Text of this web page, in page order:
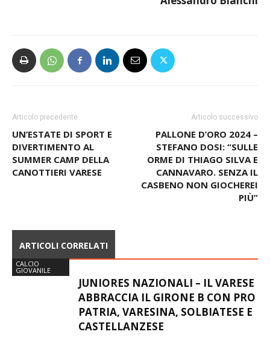
Articolo precedente
UN’ESTATE DI SPORT E
DIVERTIMENTO AL
SUMMER CAMP DELLA
CANOTTIERI VARESE
Articolo successivo
PALLONE D’ORO 2024 –
STEFANO DOSI: “SULLE
ORME DI THIAGO SILVA E
CANNAVARO. SENZA IL
CASBENO NON GIOCHEREI
PIÙ”
ARTICOLI CORRELATI
CALCIO
GIOVANILE
JUNIORES NAZIONALI – IL VARESE
ABBRACCIA IL GIRONE B CON PRO
PATRIA, VARESINA, SOLBIATESE E
CASTELLANZESE